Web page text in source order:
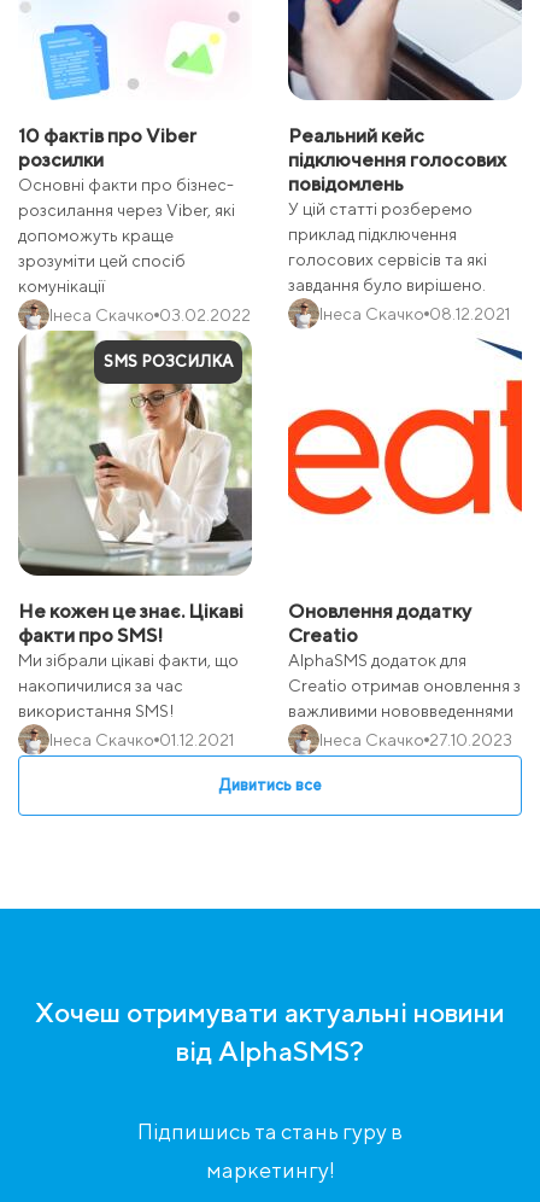
10 фактів про Viber
розсилки
Основні факти про бізнес-
розсилання через Viber, які
допоможуть краще
зрозуміти цей спосіб
комунікації
Інеса Скачко 03.02.2022
Реальний кейс
підключення голосових
повідомлень
У цій статті розберемо
приклад підключення
голосових сервісів та які
завдання було вирішено.
Інеса Скачко 08.12.2021
SMS РОЗСИЛКА
Не кожен це знає. Цікаві
факти про SMS!
Ми зібрали цікаві факти, що
накопичилися за час
використання SMS!
Інеса Скачко 01.12.2021
Оновлення додатку
Creatio
AlphaSMS додаток для
Creatio отримав оновлення з
важливими нововведеннями
Інеса Скачко 27.10.2023
Дивитись все
Хочеш отримувати актуальні новини
від AlphaSMS?
Підпишись та стань гуру в
маркетингу!